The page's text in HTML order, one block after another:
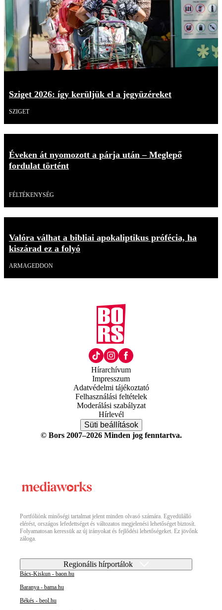
Sziget 2026: így kerüljük el a jegyüzéreket
SZIGET
Éveken át nyomozott a párja után – Meglepő
fordulat történt
FÉLTÉKENYSÉG
Valóra válhat a bibliai apokaliptikus prófécia, ha
kiszárad ez a folyó
ARMAGEDDON
Hírarchívum
Impresszum
Adatvédelmi tájékoztató
Felhasználási feltételek
Moderálási szabályzat
Hírlevél
Süti beállítások
© Bors 2007–2026 Minden jog fenntartva.
Portfóliónk minőségi tartalmat jelent minden olvasó számára. Egyedülálló
elérést, országos lefedettséget és változatos megjelenési lehetőséget biztosít.
Folyamatosan keressük az új irányokat és fejlődési lehetőségeket. Ez jövőnk
záloga.
Regionális hírportálok
Bács-Kiskun - baon.hu
Baranya - bama.hu
Békés - beol.hu